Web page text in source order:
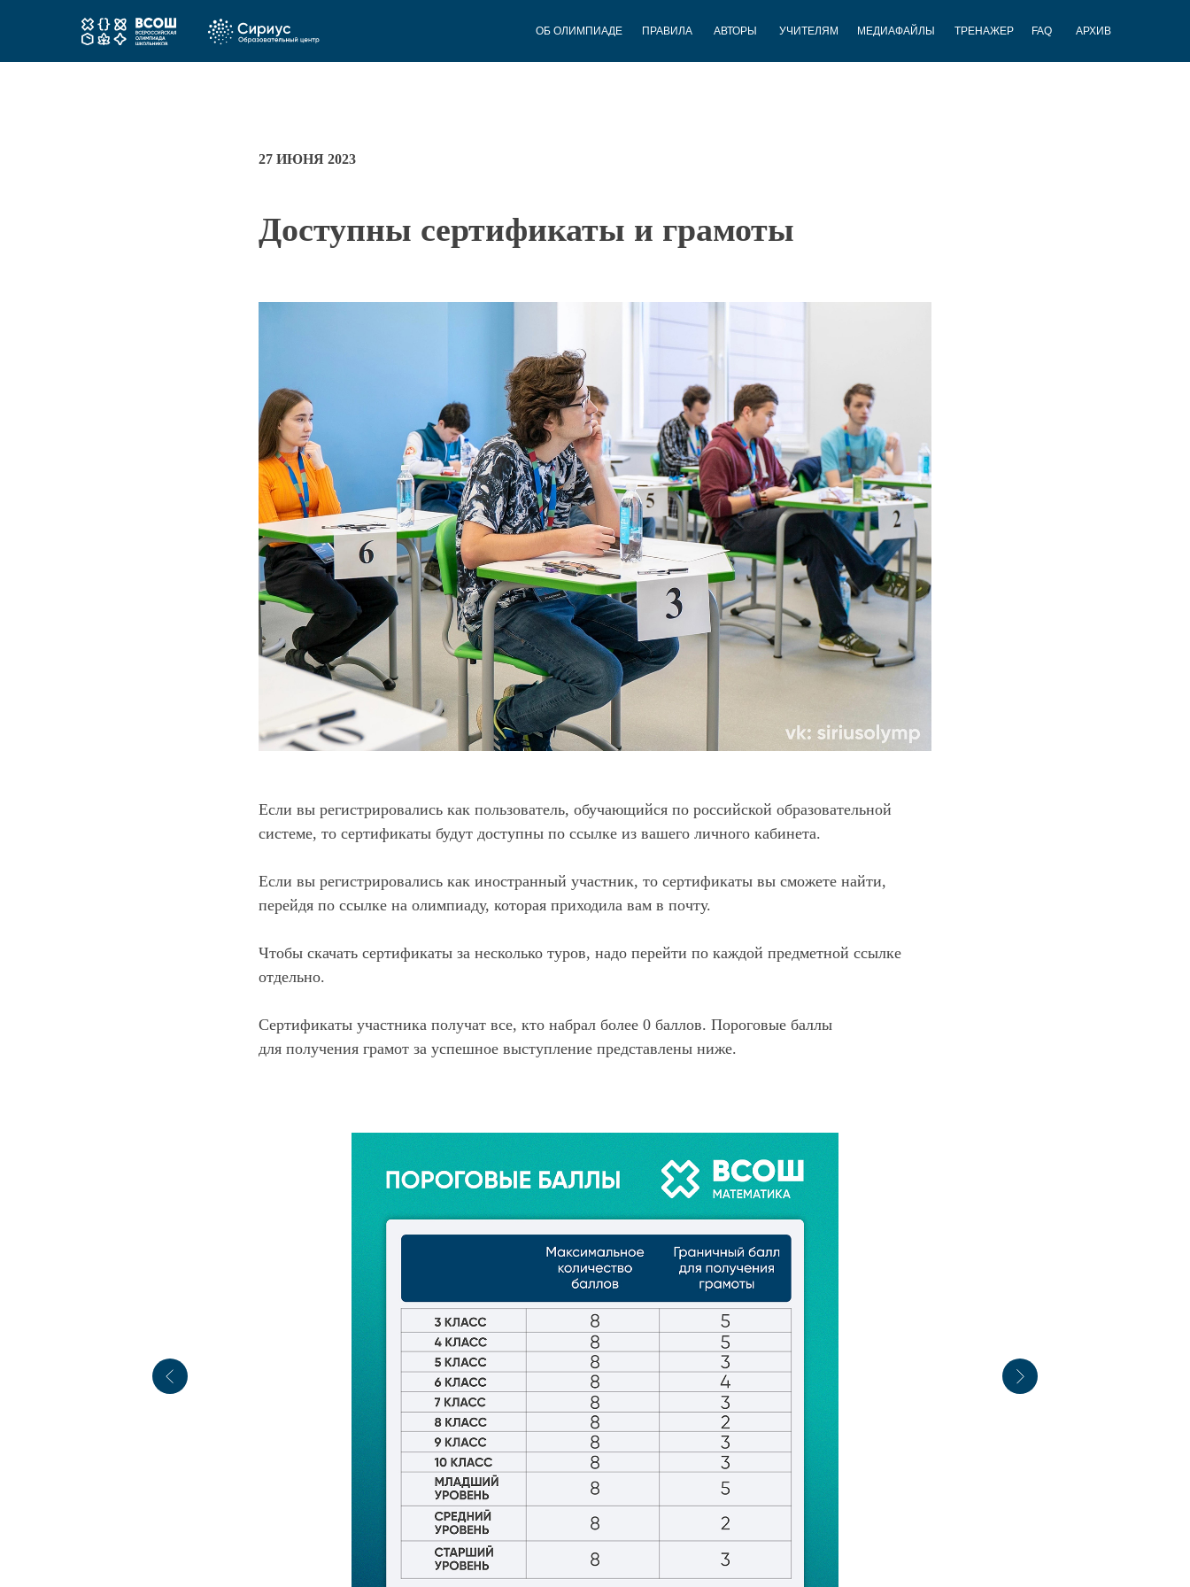
АРХИВ
ОБ ОЛИМПИАДЕ ПРАВИЛА FAQ
УЧИТЕЛЯМ МЕДИАФАЙЛЫ ТРЕНАЖЕР
АВТОРЫ
27 ИЮНЯ 2023
Доступны сертификаты и грамоты
Если вы регистрировались как пользователь, обучающийся по российской образовательной
системе, то сертификаты будут доступны по ссылке из вашего личного кабинета.
Если вы регистрировались как иностранный участник, то сертификаты вы сможете найти,
перейдя по ссылке на олимпиаду, которая приходила вам в почту.
Чтобы скачать сертификаты за несколько туров, надо перейти по каждой предметной ссылке
отдельно.
Сертификаты участника получат все, кто набрал более 0 баллов. Пороговые баллы
для получения грамот за успешное выступление представлены ниже.